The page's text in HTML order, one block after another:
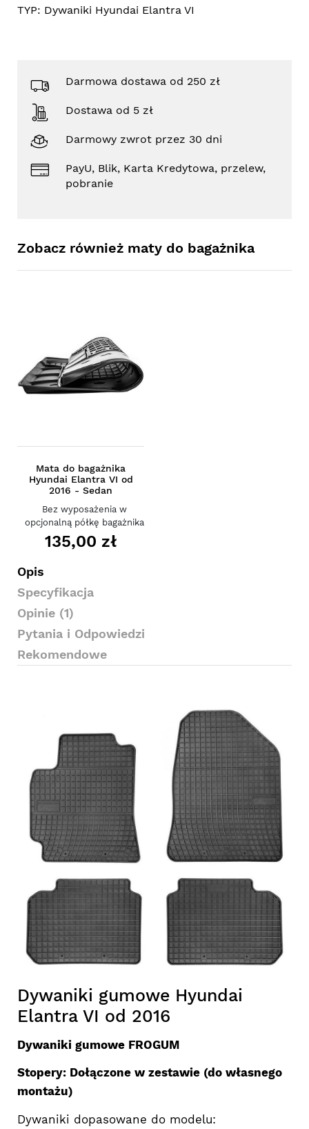
TYP: Dywaniki Hyundai Elantra VI
Darmowa dostawa od 250 zł
Dostawa od 5 zł
Darmowy zwrot przez 30 dni
PayU, Blik, Karta Kredytowa, przelew,
pobranie
Zobacz również maty do bagażnika
Mata do bagażnika
Hyundai Elantra VI od
2016 - Sedan
Bez wyposażenia w
opcjonalną półkę bagażnika
135,00 zł
Opis
Specyfikacja
Opinie (1)
Pytania i Odpowiedzi
Rekomendowe
Dywaniki gumowe Hyundai
Elantra VI od 2016
Dywaniki gumowe FROGUM
Stopery: Dołączone w zestawie (do własnego
montażu)
Dywaniki dopasowane do modelu: